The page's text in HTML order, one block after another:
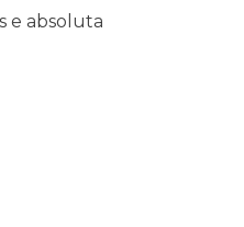
e absoluta